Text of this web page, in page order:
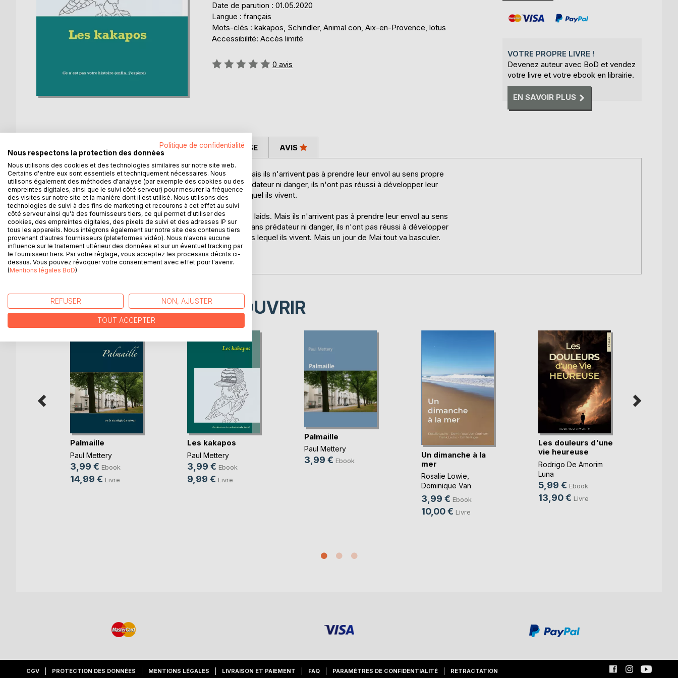
Date de parution : 01.05.2020
Langue : français
Mots-clés : kakapos, Schindler, Animal con, Aix-en-Provence, lotus
Accessibilité: Accès limité
Évaluation:
0 avis
VOTRE PROPRE LIVRE !
Devenez auteur avec BoD et vendez
votre livre et votre ebook en librairie.
EN SAVOIR PLUS
Les kakapos sont des oiseaux braves et pas trop laids. Mais ils n'arrivent pas à prendre leur envol au sens propre
comme au figuré. Après avoir passé des années sans prédateur ni danger, ils n'ont pas réussi à développer leur
cerveau pour faire face à l'environnement hostile dans lequel ils vivent.
Gabriel, Yannis et Simon sont des gens braves et pas trop laids. Mais ils n'arrivent pas à prendre leur envol au sens
propre comme au figuré. Après avoir passé des années sans prédateur ni danger, ils n'ont pas réussi à développer
leur cerveau pour faire face à l'environnement hostile dans lequel ils vivent. Mais un jour de Mai tout va basculer.
Cette histoire, ce n'est pas la vôtre (enfin j'espère).
AUTEUR(S) CRITIQUES PRESSE AVIS
D’AUTRES TITRES À DÉCOUVRIR
Palmaille
Paul Mettery
3,99 € Ebook
14,99 € Livre
Les kakapos
Paul Mettery
3,99 € Ebook
9,99 € Livre
Palmaille
Paul Mettery
3,99 € Ebook
Un dimanche à la
mer
Rosalie Lowie
Dominique Van
Cotthem, ...
3,99 € Ebook
10,00 € Livre
Les douleurs d'une
vie heureuse
Rodrigo De Amorim
Luna
5,99 € Ebook
13,90 € Livre
CGV PROTECTION DES DONNÉES MENTIONS LÉGALES LIVRAISON ET PAIEMENT FAQ PARAMÈTRES DE CONFIDENTIALITÉ RETRACTATION
Politique de confidentialité
Nous respectons la protection des données
Nous utilisons des cookies et des technologies similaires sur notre site web.
Certains d'entre eux sont essentiels et techniquement nécessaires. Nous
utilisons également des méthodes d'analyse (par exemple des cookies ou des
empreintes digitales, ainsi que le suivi côté serveur) pour mesurer la fréquence
des visites sur notre site et la manière dont il est utilisé. Nous utilisons des
technologies de suivi à des fins de marketing et recourons à cet effet au suivi
côté serveur ainsi qu'à des fournisseurs tiers, ce qui permet d'utiliser des
cookies, des empreintes digitales, des pixels de suivi et des adresses IP sur
tous les appareils. Nous intégrons également sur notre site des contenus tiers
provenant d'autres fournisseurs (plateformes vidéo). Nous n'avons aucune
influence sur le traitement ultérieur des données et sur un éventuel tracking par
le fournisseur tiers. Par votre réglage, vous acceptez les processus décrits ci-
dessus. Vous pouvez révoquer votre consentement avec effet pour l'avenir.
(Mentions légales BoD)
REFUSER NON, AJUSTER
TOUT ACCEPTER